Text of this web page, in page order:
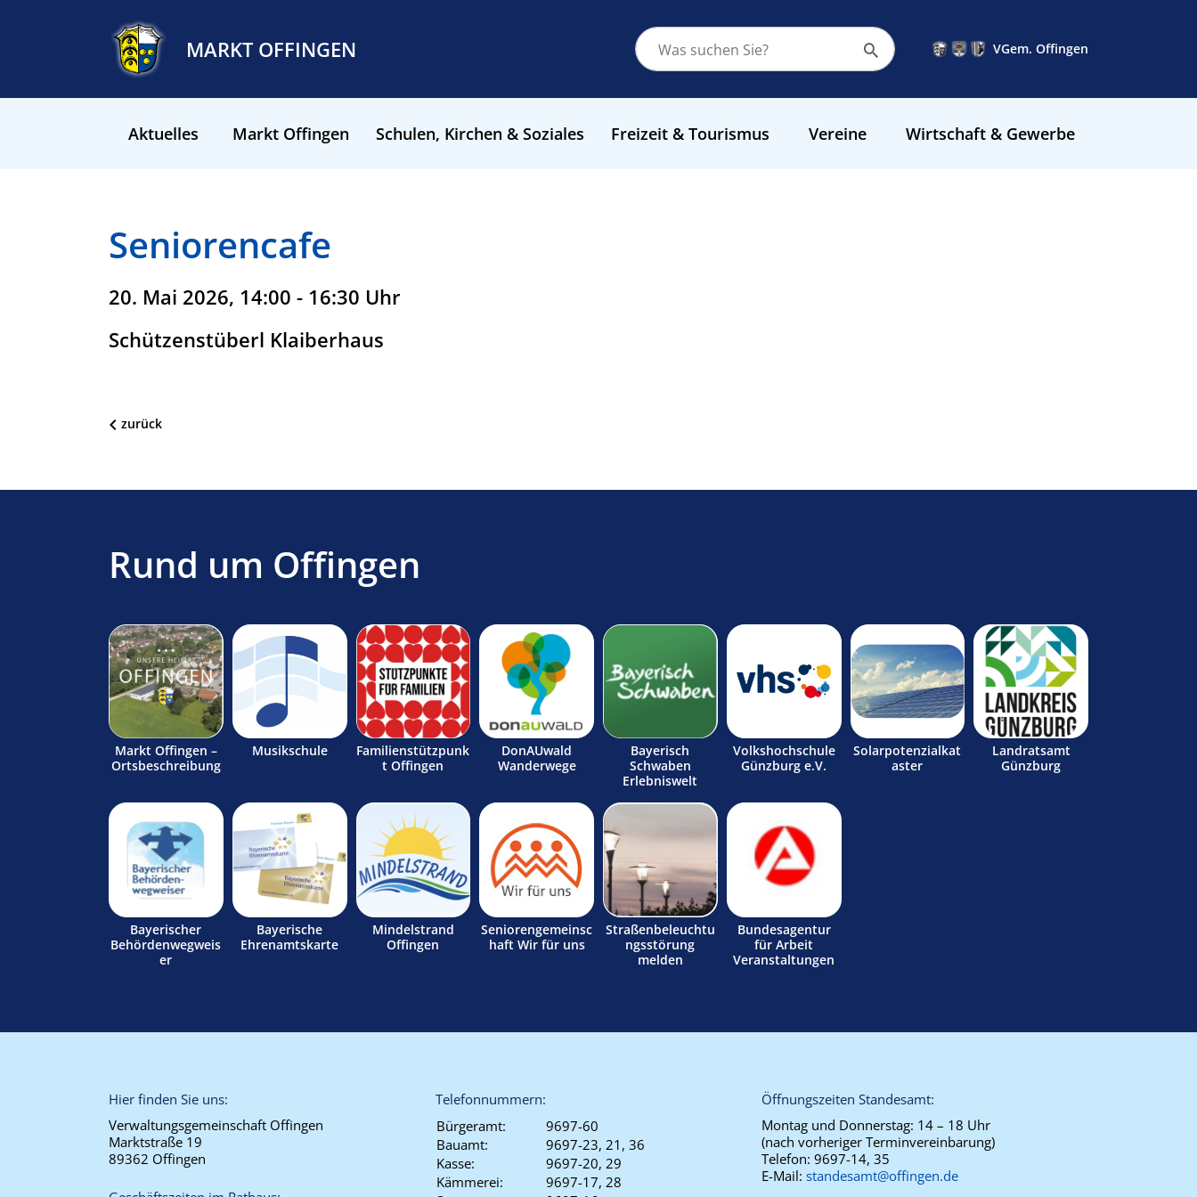
MARKT OFFINGEN VGem. Offingen
Aktuelles Markt Offingen Schulen, Kirchen & Soziales Freizeit & Tourismus Vereine Wirtschaft & Gewerbe
Seniorencafe
20. Mai 2026, 14:00 - 16:30 Uhr
Schützenstüberl Klaiberhaus
zurück
Rund um Offingen
Markt Offingen –
Ortsbeschreibung
Musikschule
Familienstützpunk
t Offingen
DonAUwald
Wanderwege
Bayerisch
Schwaben
Erlebniswelt
Volkshochschule
Günzburg e.V.
Solarpotenzialkat
aster
Landratsamt
Günzburg
Bayerischer
Behördenwegweis
er
Bayerische
Ehrenamtskarte
Mindelstrand
Offingen
Seniorengemeinsc
haft Wir für uns
Straßenbeleuchtu
ngsstörung
melden
Bundesagentur
für Arbeit
Veranstaltungen
Hier finden Sie uns:
Verwaltungsgemeinschaft Offingen
Marktstraße 19
89362 Offingen
Telefonnummern:
Bürgeramt:
9697-60
Bauamt:
9697-23, 21, 36
Kasse:
9697-20, 29
Kämmerei:
9697-17, 28
Öffnungszeiten Standesamt:
Montag und Donnerstag: 14 – 18 Uhr
(nach vorheriger Terminvereinbarung)
Telefon:9697-14, 35
E-Mail:standesamt@offingen.de